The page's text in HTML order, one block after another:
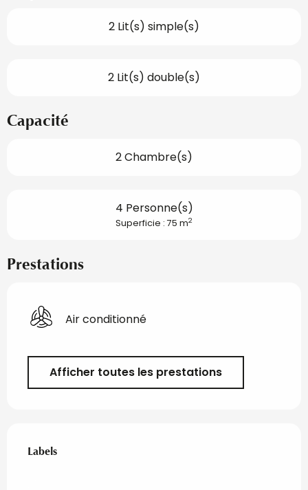
2 Lit(s) simple(s)
2 Lit(s) double(s)
Capacité
2 Chambre(s)
4 Personne(s)
Superficie : 75 m2
Prestations
Air conditionné
Afficher toutes les prestations
Offres de prestations
Labels
Labels